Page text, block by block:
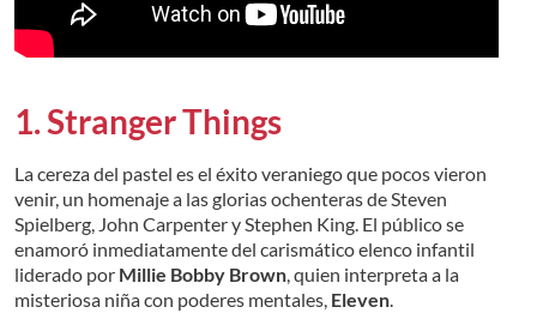
1. Stranger Things
La cereza del pastel es el éxito veraniego que pocos vieron
venir, un homenaje a las glorias ochenteras de Steven
Spielberg, John Carpenter y Stephen King. El público se
enamoró inmediatamente del carismático elenco infantil
liderado por Millie Bobby Brown, quien interpreta a la
misteriosa niña con poderes mentales, Eleven.